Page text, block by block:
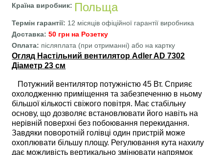
Країна виробник: Польща
Термін гарантії: 12 місяців офіційної гарантії виробника
Доставка:50 грн на Розетку
Оплата: післяплата (при отриманні) або на картку
Огляд Настільний вентиляторAdler AD 7302
Діаметр 23 см
Потужний вентилятор потужністю 45 Вт. Сприяє
охолодженню приміщення та забезпеченню в ньому
більшої кількості свіжого повітря. Має стабільну
основу, що дозволяє встановлювати його навіть на
нерівній поверхні без побоювання перекидання.
Завдяки поворотній голівці один пристрій може
охоплювати більшу площу. Регулювання кута нахилу
дає можливість вертикально змінювати напрямок